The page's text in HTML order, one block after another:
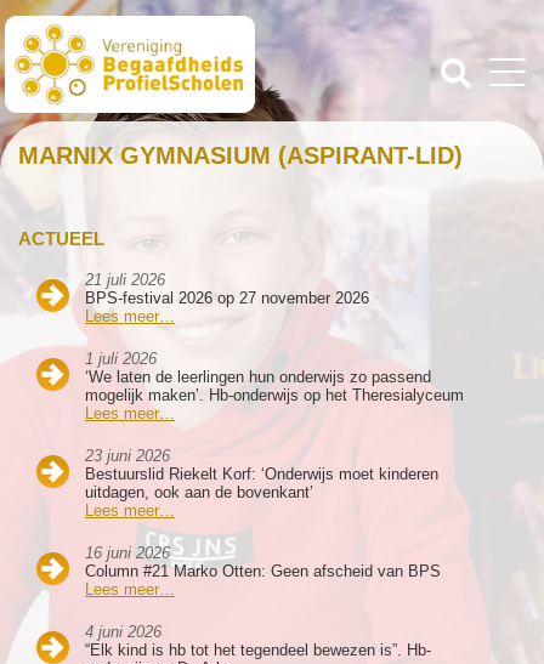
ACTUEEL
21 juli 2026
BPS-festival 2026 op 27 november 2026
Lees meer…
1 juli 2026
‘We laten de leerlingen hun onderwijs zo passend
mogelijk maken’. Hb-onderwijs op het Theresialyceum
Lees meer…
23 juni 2026
Bestuurslid Riekelt Korf: ‘Onderwijs moet kinderen
uitdagen, ook aan de bovenkant’
Lees meer…
16 juni 2026
Column #21 Marko Otten: Geen afscheid van BPS
Lees meer…
4 juni 2026
“Elk kind is hb tot het tegendeel bewezen is”. Hb-
MARNIX GYMNASIUM (ASPIRANT-LID)